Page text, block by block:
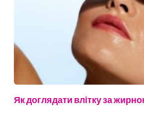
Як доглядати влітку за